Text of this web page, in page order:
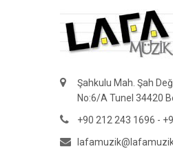
Şahkulu Mah. Şah
No:6/A Tunel 34420
+90 212 243 1696 -